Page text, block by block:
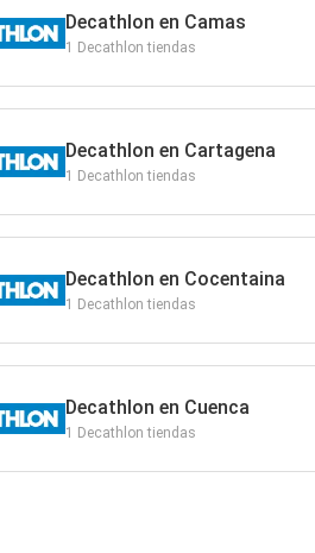
Decathlon en Camas
1 Decathlon tiendas
Decathlon en Cartagena
1 Decathlon tiendas
Decathlon en Cocentaina
1 Decathlon tiendas
Decathlon en Cuenca
1 Decathlon tiendas